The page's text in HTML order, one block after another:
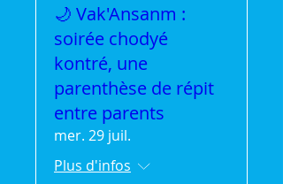
🌙 Vak'Ansanm :
soirée chodyé
kontré, une
parenthèse de répit
entre parents
mer. 29 juil.
Plus d'infos